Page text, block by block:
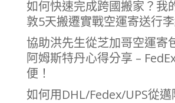
如何快速完成跨國搬家？我
敦5天搬遷實戰空運寄送行李
協助洪先生從芝加哥空運寄
阿姆斯特丹心得分享 –
便！
如何用DHL/Fedex/UPS從